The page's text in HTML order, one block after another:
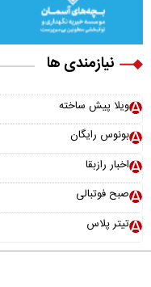
نیازمندی ها
ویلا پیش ساخته
بونوس رایگان
اخبار رازبقا
صبح فوتبالی
تیتر پلاس